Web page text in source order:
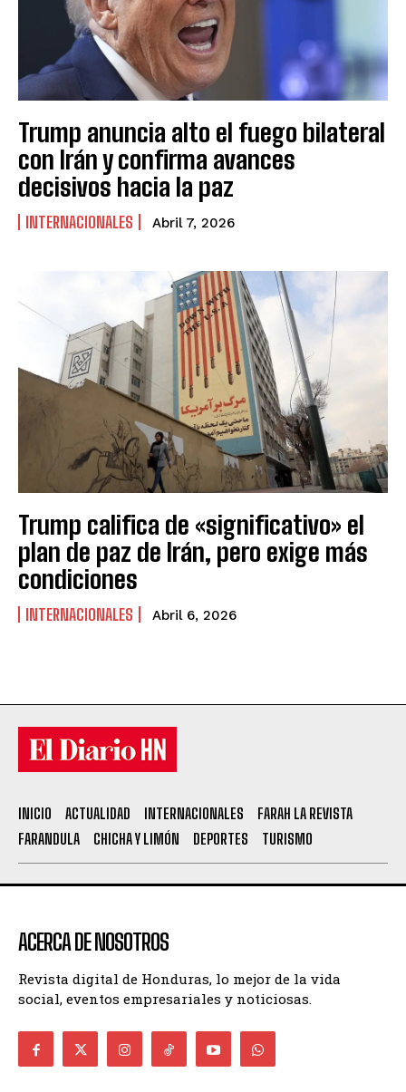
Trump anuncia alto el fuego bilateral
con Irán y confirma avances
decisivos hacia la paz
INTERNACIONALES Abril 7, 2026
Trump califica de «significativo» el
plan de paz de Irán, pero exige más
condiciones
INTERNACIONALES Abril 6, 2026
INICIO ACTUALIDAD INTERNACIONALES
FARAH LA REVISTA
FARANDULA
CHICHA Y LIMÓN DEPORTES TURISMO
ACERCA DE NOSOTROS
Revista digital de Honduras, lo mejor de la vida
social, eventos empresariales y noticiosas.